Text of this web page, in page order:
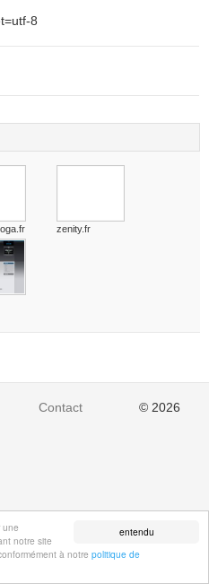
entendu
une
notre site
à notre politique de
8
zenity.fr
Contact © 2026